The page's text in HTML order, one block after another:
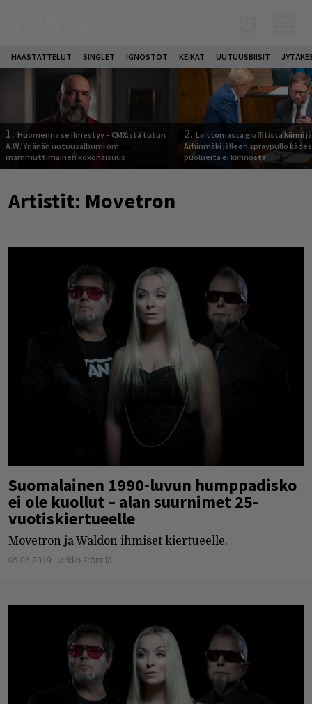
HAASTATTELUT SINGLET IGNOSTOT KEIKAT UUTUUSBIISIT
1. Huomenna se ilmestyy – CMX:stä tutun
A.W. Yrjänän uutuusalbumi om
mammuttimainen kokonaisuus
2. Laittomasta graffitista kiinni
Arhinmäki jälleen spraypullo
puolueita ei kiinnosta
Artistit: Movetron
Suomalainen 1990-luvun humppadisko
ei ole kuollut – alan suurnimet 25-
vuotiskiertueelle
Movetron ja Waldon ihmiset kiertueelle.
05.06.2019 Jarkko Fräntilä